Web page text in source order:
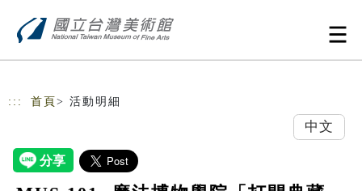
::: 首頁 > 活動明細
中文